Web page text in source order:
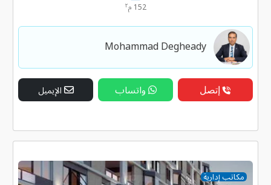
152 م ٢
Mohammad Degheady
إتصل واتساب الإيميل
مكاتب إدارية